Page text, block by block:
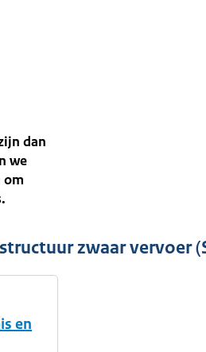
dan
we
om
zwaar vervoer
en